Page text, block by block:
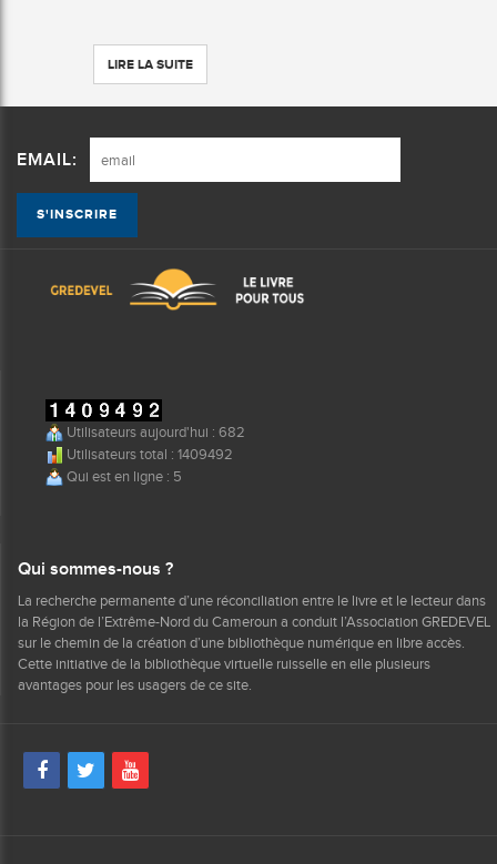
LIRE LA SUITE
EMAIL:
Utilisateurs aujourd'hui : 682
Utilisateurs total : 1409492
Qui est en ligne : 5
Qui sommes-nous ?
La recherche permanente d’une réconciliation entre le livre et le lecteur dans
la Région de l’Extrême-Nord du Cameroun a conduit l’Association GREDEVEL
sur le chemin de la création d’une bibliothèque numérique en libre accès.
Cette initiative de la bibliothèque virtuelle ruisselle en elle plusieurs
avantages pour les usagers de ce site.